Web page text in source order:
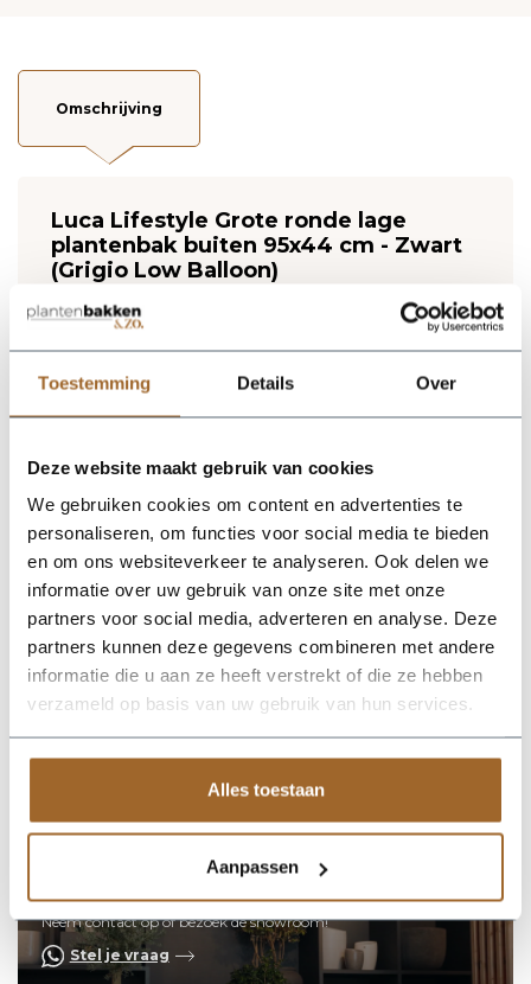
Toestemming Details Over
Deze website maakt gebruik van cookies
We gebruiken cookies om content en advertenties te
personaliseren, om functies voor social media te bieden
en om ons websiteverkeer te analyseren. Ook delen we
informatie over uw gebruik van onze site met onze
partners voor social media, adverteren en analyse. Deze
partners kunnen deze gegevens combineren met andere
informatie die u aan ze heeft verstrekt of die ze hebben
verzameld op basis van uw gebruik van hun services.
Alles toestaan
Aanpassen
Omschrijving
Luca Lifestyle Grote ronde lage
plantenbak buiten 95x44 cm - Zwart
(Grigio Low Balloon)
proof!
Wij leveren rechtstreeks vanuit het magazijn van
zijn, nemen we contact met je op.
De Grigio Low Balloon 95 - Anthracite van Luca Lifestyle
ruimte. Dankzij de ronde bolvorm krijgt deze plantenbak een
herkenbaar silhouet dat mooi combineert met zowel moderne
als natuurlijke interieurs. De kleur antraciet geeft het ontwerp
een rustige, stijlvolle basis en laat groen extra goed tot zijn
recht komen. Het buitenformaat is 95 x 95 x 44 cm, waardoor
de bak voldoende aanwezigheid heeft zonder zijn elegante
vorm te verliezen. Praktische kenmerken: plantgat Ø77 en
inhoud 275 liter. De afwerking in fiberglas zorgt voor een luxe
look en maakt deze plantenbak geschikt voor styling in huis,
op kantoor, op het terras of in de tuin. Combineer meerdere
Op zoek naar een vakkundige
hulp?
Neem contact op of bezoek de showroom!
Stel je vraag